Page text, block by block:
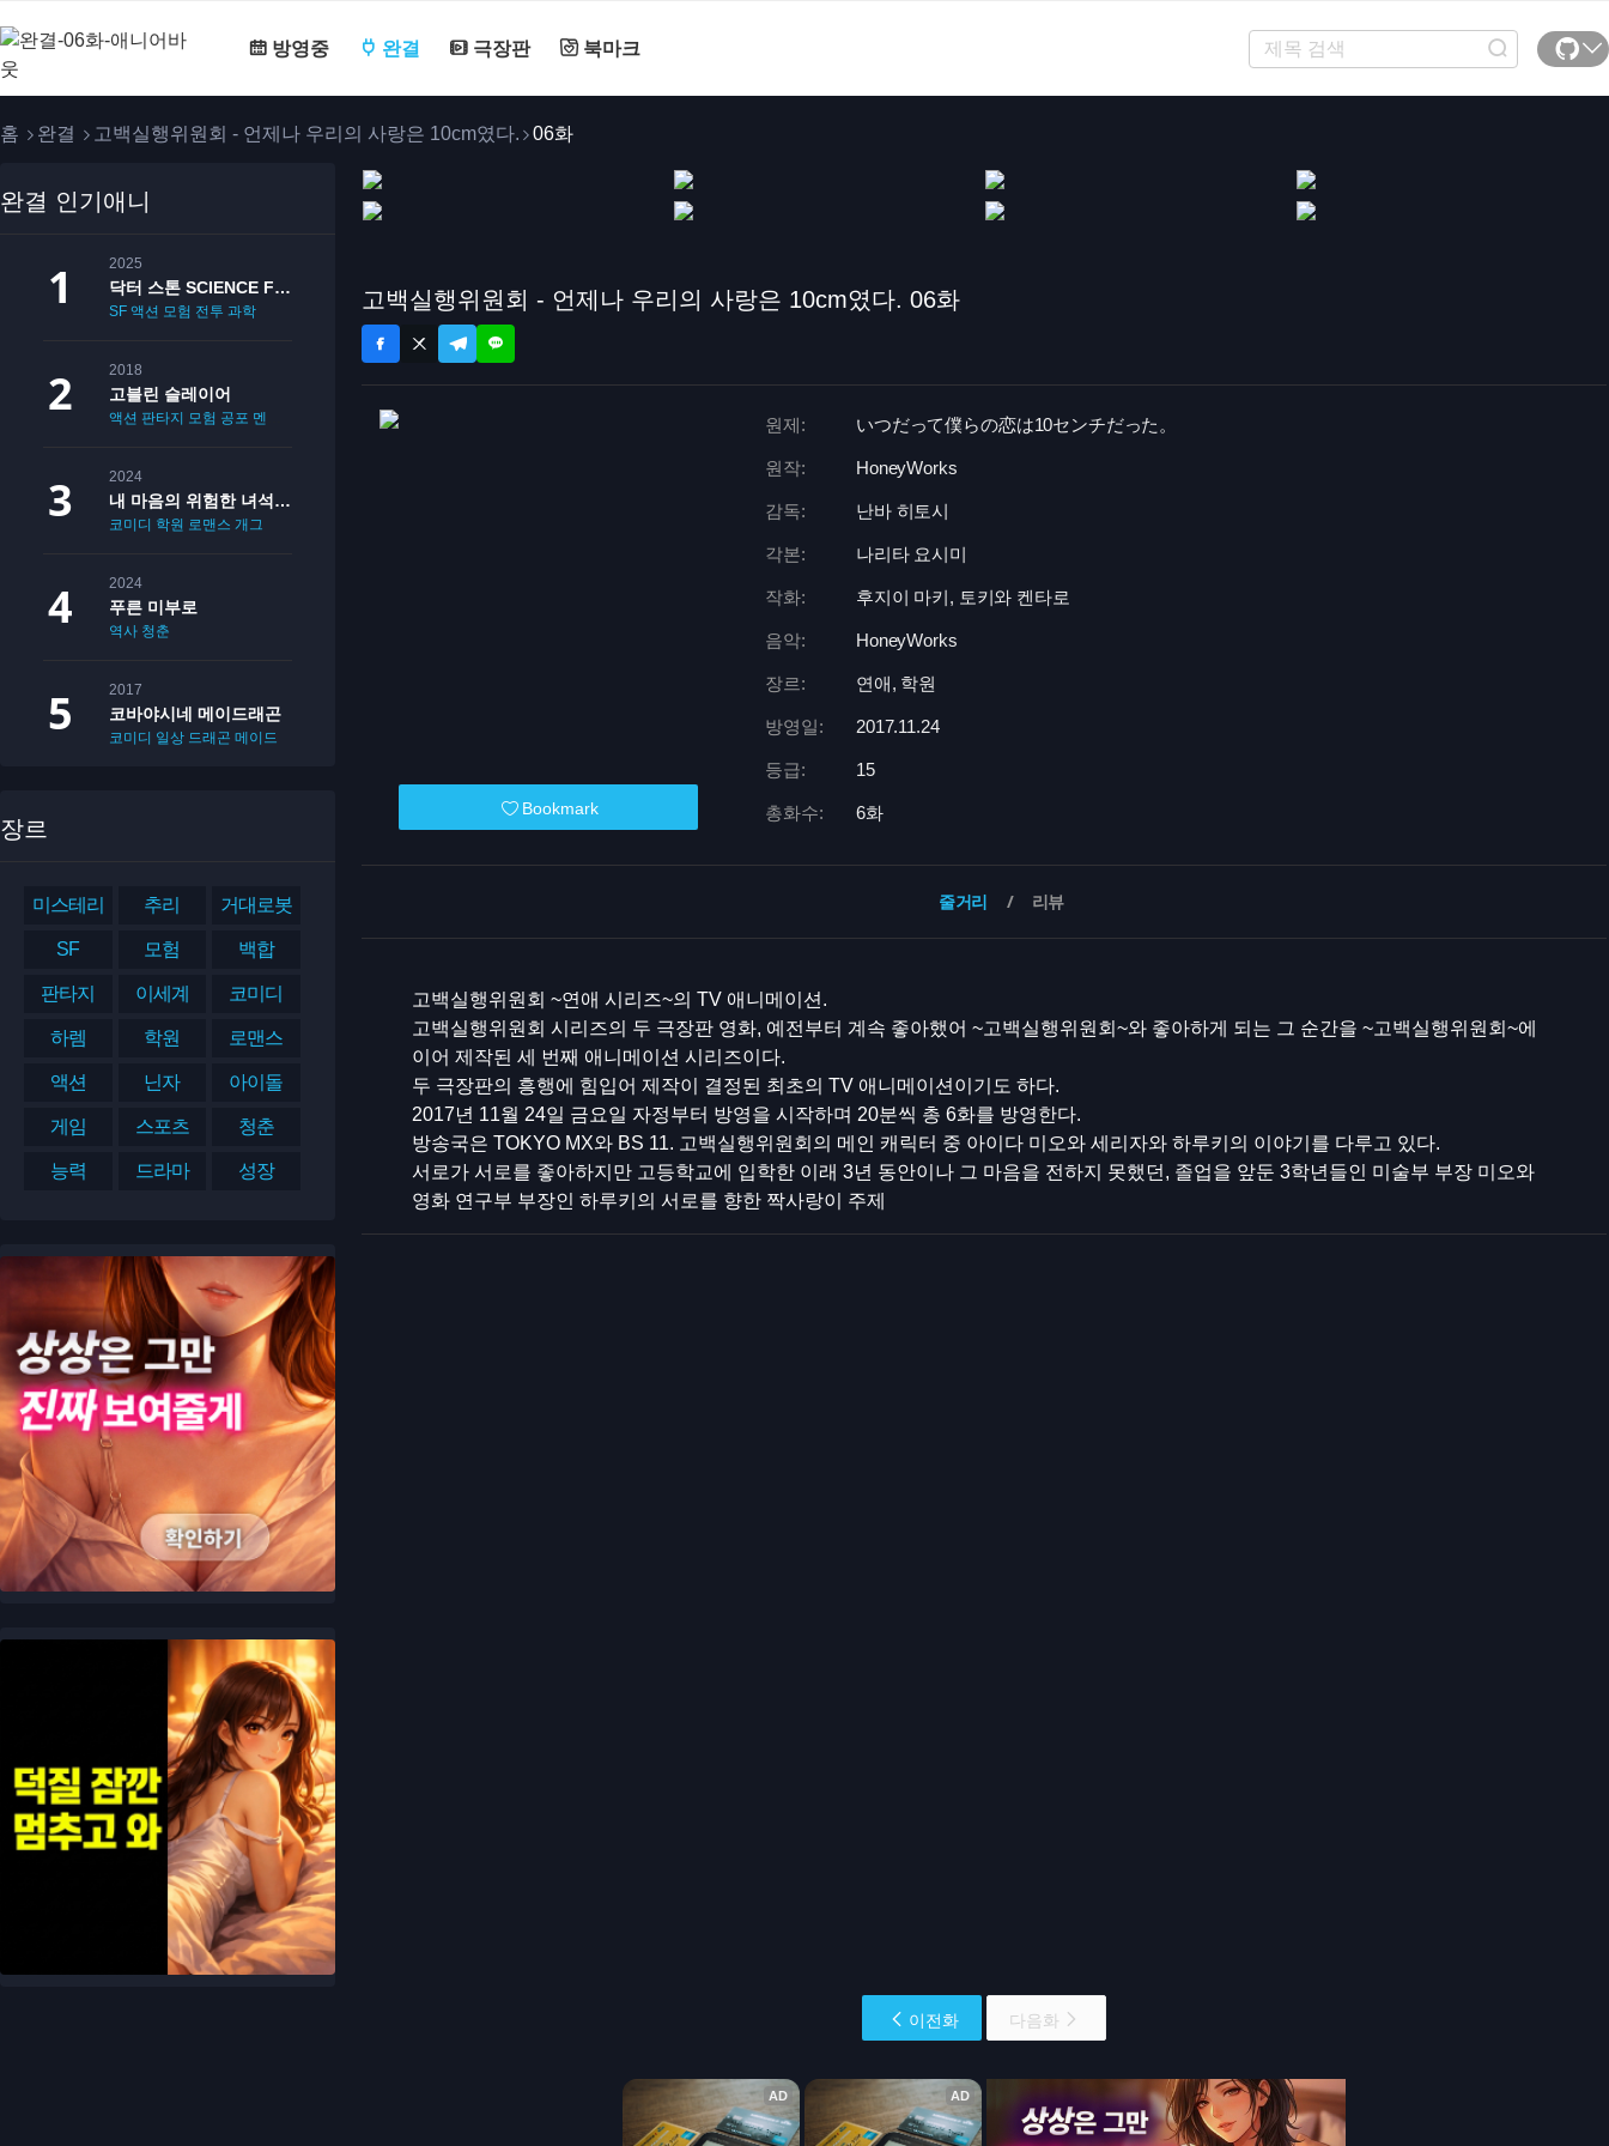
방영중 완결 극장판 북마크
홈 완결 고백실행위원회 - 언제나 우리의 사랑은 10cm였다. 06화
완결 인기애니
2025
닥터 스톤 SCIENCE FUTURE
SF 액션 모험 전투 과학
2018
고블린 슬레이어
액션 판타지 모험 공포 멘붕
2024
내 마음의 위험한 녀석 2기
코미디 학원 로맨스 개그
2024
푸른 미부로
역사 청춘
2017
코바야시네 메이드래곤
코미디 일상 드래곤 메이드
장르
미스테리 추리 거대로봇
SF 모험 백합
판타지 이세계 코미디
하렘 학원 로맨스
액션 닌자 아이돌
게임 스포츠 청춘
능력 드라마 성장
고백실행위원회 - 언제나 우리의 사랑은 10cm였다. 06화
Bookmark
원제: いつだって僕らの恋は10センチだった。
원작: HoneyWorks
감독: 난바 히토시
각본: 나리타 요시미
작화: 후지이 마키, 토키와 켄타로
음악: HoneyWorks
장르: 연애, 학원
방영일: 2017.11.24
등급: 15
총화수: 6화
줄거리 리뷰
고백실행위원회 ~연애 시리즈~의 TV 애니메이션.
고백실행위원회 시리즈의 두 극장판 영화, 예전부터 계속 좋아했어 ~고백실행위원회~와 좋아하게 되는 그 순간을 ~고백실행위원회~에
이어 제작된 세 번째 애니메이션 시리즈이다.
두 극장판의 흥행에 힘입어 제작이 결정된 최초의 TV 애니메이션이기도 하다.
2017년 11월 24일 금요일 자정부터 방영을 시작하며 20분씩 총 6화를 방영한다.
방송국은 TOKYO MX와 BS 11. 고백실행위원회의 메인 캐릭터 중 아이다 미오와 세리자와 하루키의 이야기를 다루고 있다.
서로가 서로를 좋아하지만 고등학교에 입학한 이래 3년 동안이나 그 마음을 전하지 못했던, 졸업을 앞둔 3학년들인 미술부 부장 미오와
영화 연구부 부장인 하루키의 서로를 향한 짝사랑이 주제
이전화 다음화